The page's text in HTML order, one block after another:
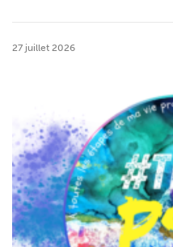
27 juillet 2026